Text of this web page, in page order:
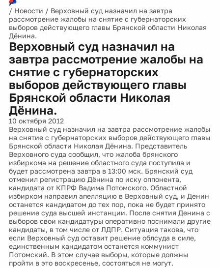
/ Новости / Верховный суд назначил на завтра
рассмотрение жалобы на снятие с губернаторских
выборов действующего главы Брянской области Николая
Дёнина.
Верховный суд назначил на
завтра рассмотрение жалобы на
снятие с губернаторских
выборов действующего главы
Брянской области Николая
Дёнина.
10 октября 2012
Верховный суд назначил на завтра рассмотрение жалобы
на снятие с губернаторских выборов действующего главы
Брянской области Николая Дёнина. Представитель
Верховного суда сообщил, что жалоба брянского
избиркома на решение областного суда поступила и
будет рассмотрена завтра в 13:00 мск. Брянский суд
отменил регистрацию Дёнина по иску оппонента,
кандидата от КПРФ Вадима Потомского. Областной
избирком направил апелляцию в Верховный суд, и Денин
останется кандидатом до тех пор, пока не будет принято
решение суда высшей инстанции. После снятия Денина с
выборов свои кандидатуры оперативно поснимали другие
кандидаты, в том числе от ЛДПР. Ситуация такова, что
если Верховный суд оставит решение облсуда в силе,
единственным кандидатом останется коммунист
Потомский. В этом случае выборы, которые должны
пройти в это воскресенье, состояться не могут.